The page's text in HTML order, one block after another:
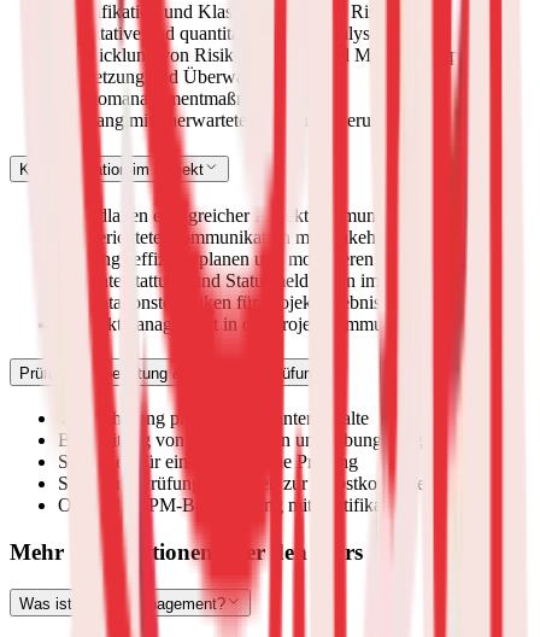
Identifikation und Klassifizierung von Risiken
Qualitative und quantitative Risikoanalyse
Entwicklung von Risikostrategien und Maßnahmenplänen
Umsetzung und Überwachung von
Risikomanagementmaßnahmen
Umgang mit unerwarteten Herausforderungen und Krisen
Kommunikation im Projekt
Grundlagen erfolgreicher Projektkommunikation
Zielgerichtete Kommunikation mit Stakeholdern
Meetings effizient planen und moderieren
Berichterstattung und Statusmeldungen im Projekt
Präsentationstechniken für Projektergebnisse
Konfliktmanagement in der Projektkommunikation
Prüfungsvorbereitung & GPM-Basisprüfung
Wiederholung prüfungsrelevanter Inhalte
Bearbeitung von Musterfragen und Übungsaufgaben
Strategien für eine erfolgreiche Prüfung
Simulierte Prüfungsaufgaben zur Selbstkontrolle
Offizielle GPM-Basisprüfung mit Zertifikat
Mehr Informationen über den Kurs
Was ist Projektmanagement?